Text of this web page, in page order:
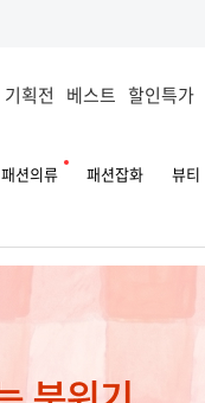
기획전 베스트 할인특가
패션의류 패션잡화 뷰티